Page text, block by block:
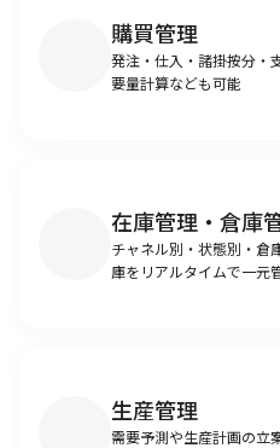
購買管理
発注・仕入・諸掛按分・
要量計算なども可能
在庫管理・倉庫
チャネル別・状態別・倉
庫をリアルタイムで一元
生産管理
需要予測や生産計画の立